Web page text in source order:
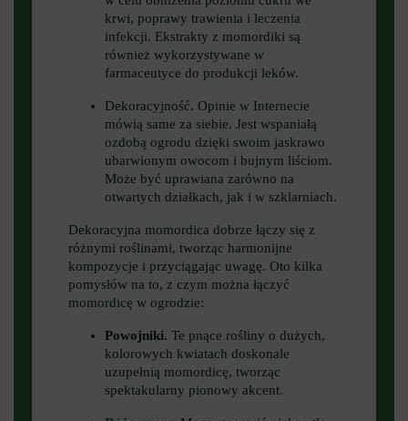
krwi, poprawy trawienia i leczenia
infekcji. Ekstrakty z momordiki są
również wykorzystywane w
farmaceutyce do produkcji leków.
Dekoracyjność. Opinie w Internecie
mówią same za siebie. Jest wspaniałą
ozdobą ogrodu dzięki swoim jaskrawo
ubarwionym owocom i bujnym liściom.
Może być uprawiana zarówno na
otwartych działkach, jak i w szklarniach.
Dekoracyjna momordica dobrze łączy się z
różnymi roślinami, tworząc harmonijne
kompozycje i przyciągając uwagę. Oto kilka
pomysłów na to, z czym można łączyć
momordicę w ogrodzie:
Powojniki. Te pnące rośliny o dużych,
kolorowych kwiatach doskonale
uzupełnią momordicę, tworząc
spektakularny pionowy akcent.